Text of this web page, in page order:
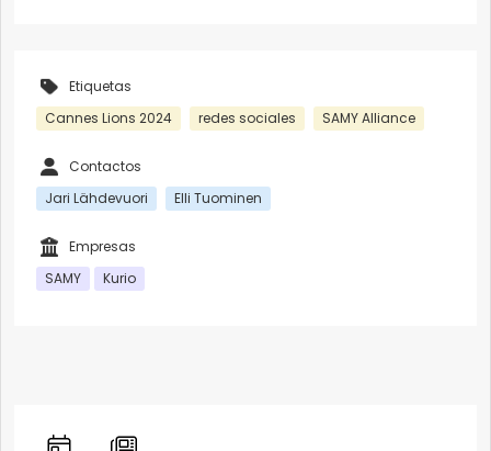
Etiquetas
Cannes Lions 2024
redes sociales SAMY Alliance
Contactos
Jari Lähdevuori
Elli Tuominen
Empresas
SAMY
Kurio